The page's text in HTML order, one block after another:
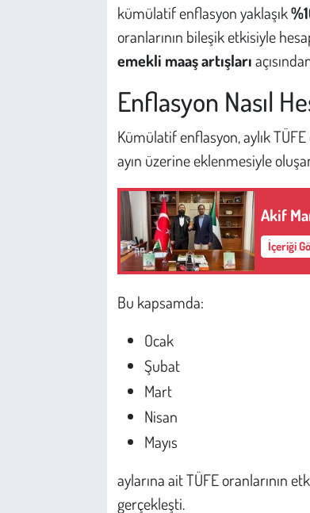
kümülatif enflasyon yaklaşık
oranlarının bileşik etkisiyle
emekli maaş artışları
Enflasyon Nasıl
Kümülatif enflasyon, aylık
ayın üzerine eklenmesiyle
Akif
İçeriği
Bu kapsamda:
Ocak
Şubat
Mart
Nisan
Mayıs
aylarına ait TÜFE oranlarının
gerçekleşti.
Günün İçinden